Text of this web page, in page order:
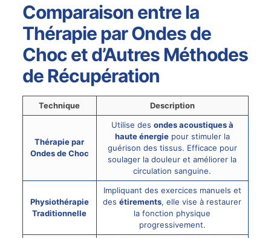
Comparaison entre la
Thérapie par Ondes de
Choc et d’Autres Méthodes
de Récupération
Technique Description
Thérapie par
Ondes de Choc
Utilise des ondes acoustiques à
haute énergiepour stimuler la
guérison des tissus. Efficace pour
soulager la douleur et améliorer la
circulation sanguine.
Physiothérapie
Traditionnelle
Impliquant des exercices manuels et
desétirements, elle vise à restaurer
la fonction physique
progressivement.